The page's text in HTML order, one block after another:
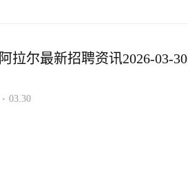
阿拉尔最新招聘资讯2026-03-30
· 03.30